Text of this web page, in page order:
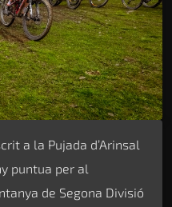
a la Pujada d’Arinsal
puntua per al
de Segona Divisió